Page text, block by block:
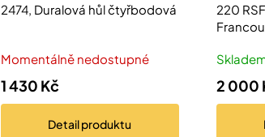
2474, Duralová hůl čtyřbodová
Momentálně nedostupné
1 430 Kč
Detailproduktu
220
2 000